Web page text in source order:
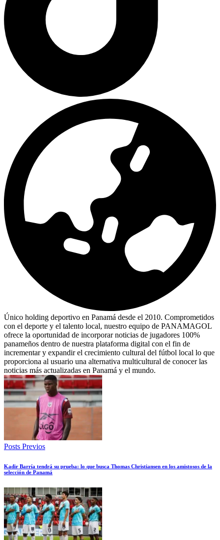
Único holding deportivo en Panamá desde el 2010. Comprometidos
con el deporte y el talento local, nuestro equipo de PANAMAGOL
ofrece la oportunidad de incorporar noticias de jugadores 100%
panameños dentro de nuestra plataforma digital con el fin de
incrementar y expandir el crecimiento cultural del fútbol local lo que
proporciona al usuario una alternativa multicultural de conocer las
noticias más actualizadas en Panamá y el mundo.
Posts Previos
Kadir Barría tendrá su prueba: lo que busca Thomas Christiansen en los amistosos de la
selección de Panamá